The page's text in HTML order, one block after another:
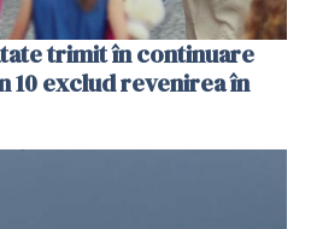
trimit în continuare
10 exclud revenirea în